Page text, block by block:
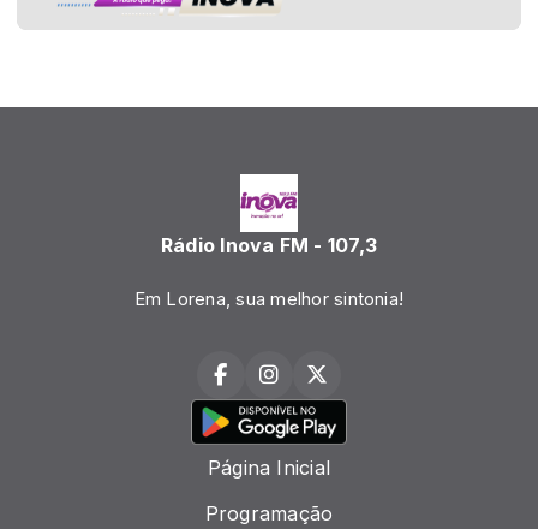
Rádio Inova FM - 107,3
Em Lorena, sua melhor sintonia!
Página Inicial
Programação